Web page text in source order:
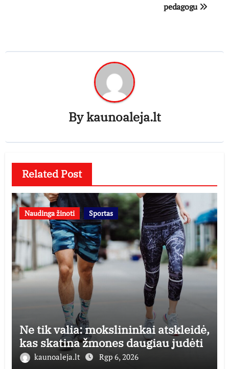
pedagogu
Bykaunoaleja.lt
Related Post
Naudinga žinoti Sportas
Ne tik valia: mokslininkai atskleidė,
kas skatina žmones daugiau judėti
kaunoaleja.lt Rgp 6, 2026